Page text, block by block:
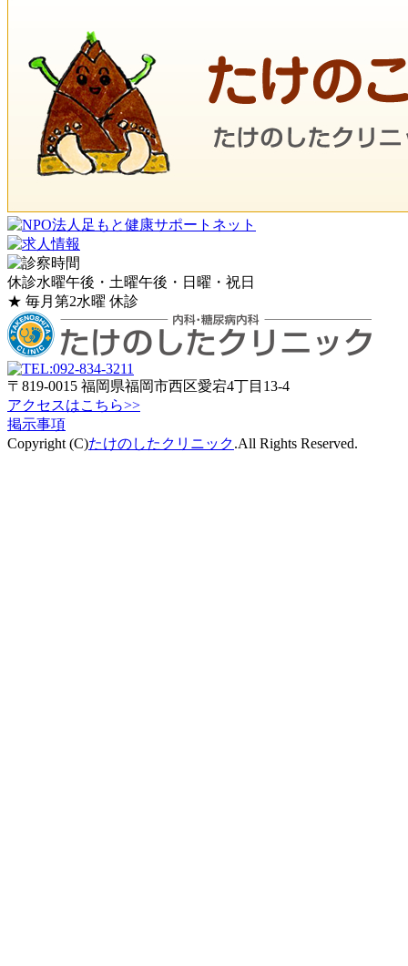
休診水曜午後・土曜午後・日曜・祝日
★ 毎月第2水曜 休診
〒819-0015 福岡県福岡市西区愛宕4丁目13-4
アクセスはこちら>>
掲示事項
Copyright (C)たけのしたクリニック.All Rights Reserved.